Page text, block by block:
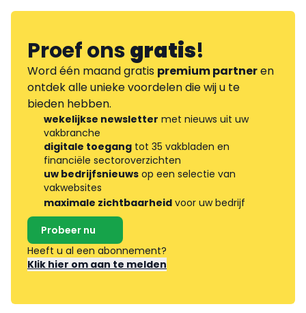
Proef onsgratis!
Word één maand gratis premium partneren
ontdek alle unieke voordelen die wij u te
bieden hebben.
wekelijkse newsletter met nieuws uit uw
vakbranche
digitale toegang tot 35 vakbladen en
financiële sectoroverzichten
uw bedrijfsnieuws op een selectie van
vakwebsites
maximale zichtbaarheid voor uw bedrijf
Probeer nu
Heeft u al een abonnement?
Klik hier om aan te melden